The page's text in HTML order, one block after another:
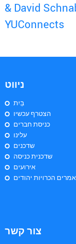
& David
YUConnects
ניווט
בַּיִת
הצטרף עכשיו
כניסת חברים
עלינו
שדכנים
שדכנית כניסה
אירועים
הכרויות יהודים
צור קשר